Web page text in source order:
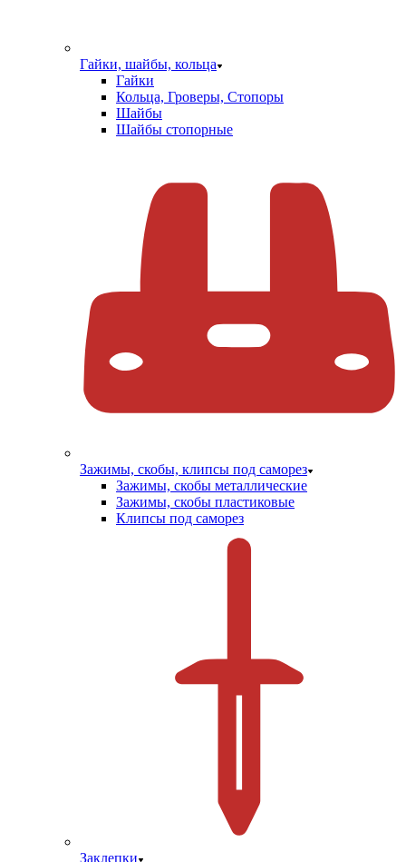
Гайки, шайбы, кольца
Гайки
Кольца, Гроверы, Стопоры
Шайбы
Шайбы стопорные
Зажимы, скобы, клипсы под саморез
Зажимы, скобы металлические
Зажимы, скобы пластиковые
Клипсы под саморез
Заклепки